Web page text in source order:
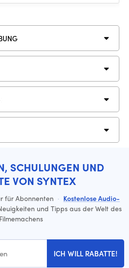
SCHULUNGEN UND
VON SYNTEX
für Abonnenten · Kostenlose Audio-
und Tipps aus der Welt des
Filmemachens
ICH WILL RABATTE!